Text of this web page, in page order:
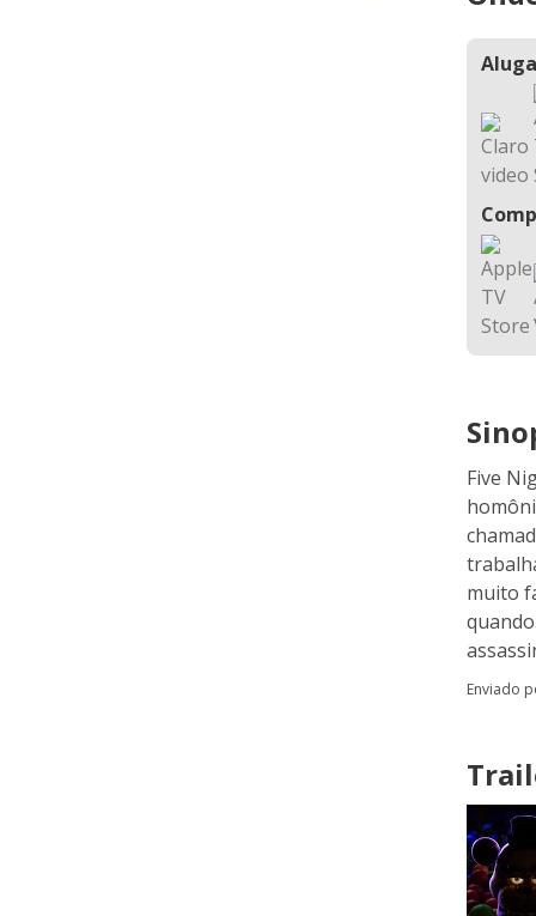
Five
muito
Enviado